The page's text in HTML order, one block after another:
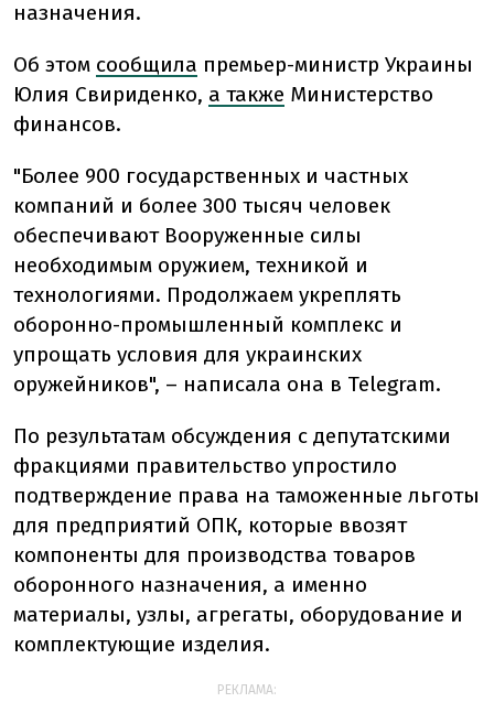
назначения.
Об этом сообщила премьер-министр Украины
Юлия Свириденко, а также Министерство
финансов.
"Более 900 государственных и частных
компаний и более 300 тысяч человек
обеспечивают Вооруженные силы
необходимым оружием, техникой и
технологиями. Продолжаем укреплять
оборонно-промышленный комплекс и
упрощать условия для украинских
оружейников", – написала она в Telegram.
По результатам обсуждения с депутатскими
фракциями правительство упростило
подтверждение права на таможенные льготы
для предприятий ОПК, которые ввозят
компоненты для производства товаров
оборонного назначения, а именно
материалы, узлы, агрегаты, оборудование и
комплектующие изделия.
РЕКЛАМА: